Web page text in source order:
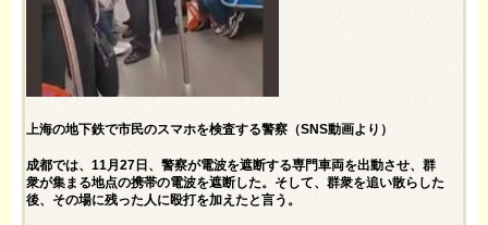
上海の地下鉄で市民のスマホを検査する警察（SNS動画より）
成都では、11月27日、警察が電波を遮断する専門車両を出動させ、群
衆が集まる地点の携帯の電波を遮断した。そして、群衆を追い散らした
後、その場に残った人に殴打を加えたと言う。